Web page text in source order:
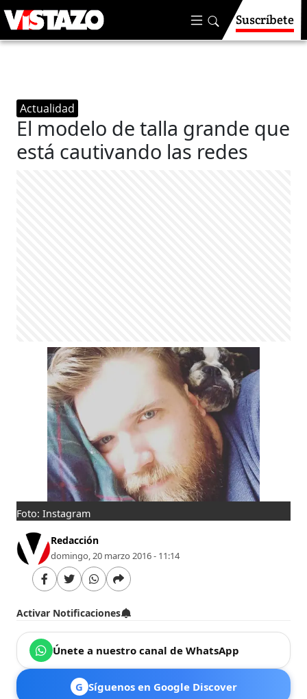
Suscríbete
Actualidad
El modelo de talla grande que
está cautivando las redes
Foto: Instagram
Redacción
domingo, 20 marzo 2016 - 11:14
Activar Notificaciones
Únete a nuestro canal de WhatsApp
G Síguenos en Google Discover